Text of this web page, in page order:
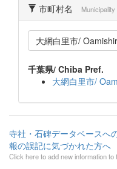
市町村名
大網白里市/
千葉県/ Chiba Pref.
大網白里市/
寺社・石碑データベースへ
報の誤記に気づかれた方へ
Click here to add new information to